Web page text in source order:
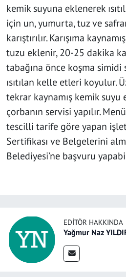
kemik suyuna eklenerek
için un, yumurta, tuz ve
karıştırılır. Karışıma
tuzu eklenir, 20-25 dakika
tabağına önce koşma
ısıtılan kelle etleri koyulur.
tekrar kaynamış kemik
çorbanın servisi yapılır.
tescilli tarife göre yapan
Sertifikası ve Belgelerini
Belediyesi’ne başvuru
EDITÖR HAKKINDA
Yağmur Naz